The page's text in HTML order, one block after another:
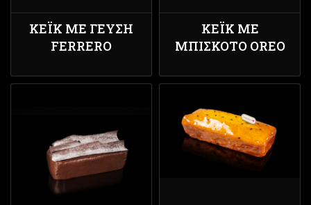
ΚΈΙΚ ΜΕ ΓΕΥΣΗ
FERRERO
ΚΈΙΚ ΜΕ
ΜΠΙΣΚΌΤΟ OREO